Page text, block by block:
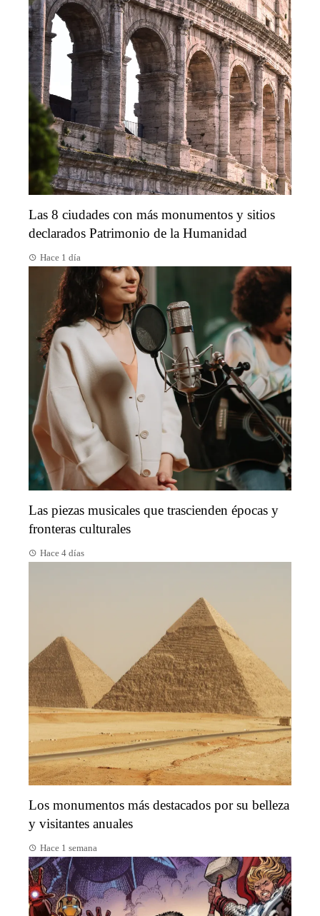
Las 8 ciudades con más monumentos y sitios
declarados Patrimonio de la Humanidad
Hace 1 día
Las piezas musicales que trascienden épocas y
fronteras culturales
Hace 4 días
Los monumentos más destacados por su belleza
y visitantes anuales
Hace 1 semana